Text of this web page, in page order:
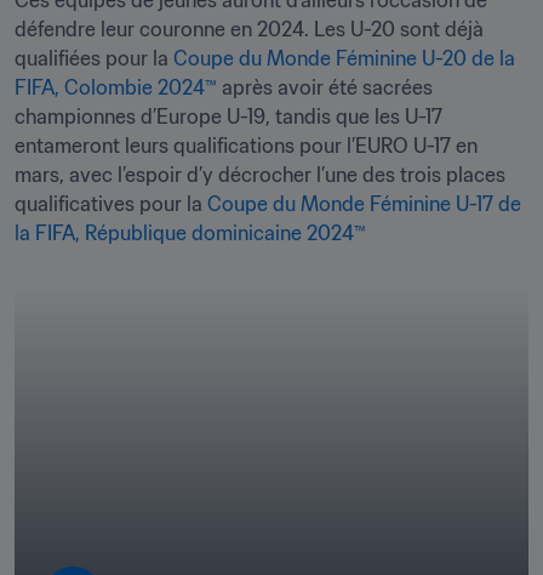
défendre leur couronne en 2024. Les U-20 sont déjà
qualifiées pour la Coupe du Monde Féminine U-20 de la
FIFA, Colombie 2024™ après avoir été sacrées
championnes d’Europe U-19, tandis que les U-17
entameront leurs qualifications pour l’EURO U-17 en
mars, avec l’espoir d’y décrocher l’une des trois places
qualificatives pour la Coupe du Monde Féminine U-17 de
la FIFA, République dominicaine 2024™